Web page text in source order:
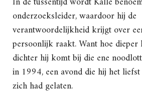
onderzoeksleider, waardoor hij de
verantwoordelijkheid krijgt over
persoonlijk raakt. Want hoe dieper
dichter hij komt bij die ene
in 1994, een avond die hij het
zich had gelaten.